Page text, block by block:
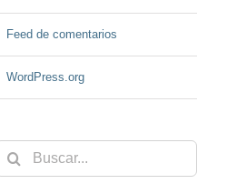
Feed de comentarios
WordPress.org
Buscar: